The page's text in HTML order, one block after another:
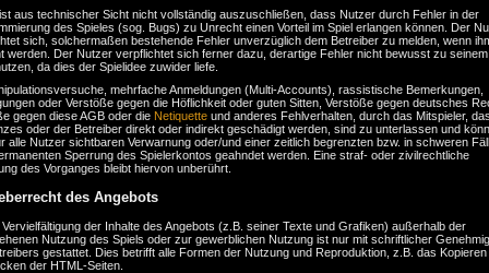
aus technischer Sicht nicht vollständig auszuschließen, dass Nutzer durch Fehler in der
des Spieles (sog. Bugs) zu Unrecht einen Vorteil im Spiel erlangen können. Der
sich, solchermaßen bestehende Fehler unverzüglich dem Betreiber zu melden, wenn
werden. Der Nutzer verpflichtet sich ferner dazu, derartige Fehler nicht bewusst zu seinem
da dies der Spielidee zuwider liefe.
mehrfache Anmeldungen (Multi-Accounts), rassistische Bemerkungen,
oder Verstöße gegen die Höflichkeit oder guten Sitten, Verstöße gegen deutsches
gegen diese AGB oder die Netiquette und anderes Fehlverhalten, durch das Mitspieler,
oder der Betreiber direkt oder indirekt geschädigt werden, sind zu unterlassen und
alle Nutzer sichtbaren Verwarnung oder/und einer zeitlich begrenzten bzw. in schweren
Sperrung des Spielerkontos geahndet werden. Eine straf- oder zivilrechtliche
des Vorganges bleibt hiervon unberührt.
des Angebots
Vervielfältigung der Inhalte des Angebots (z.B. seiner Texte und Grafiken) außerhalb der
Nutzung des Spiels oder zur gewerblichen Nutzung ist nur mit schriftlicher
gestattet. Dies betrifft alle Formen der Nutzung und Reproduktion, z.B. das
der HTML-Seiten.